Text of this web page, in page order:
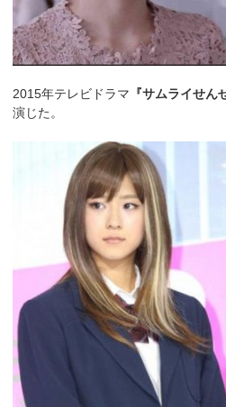
2015年テレビドラマ 『サムライせん
演じた。